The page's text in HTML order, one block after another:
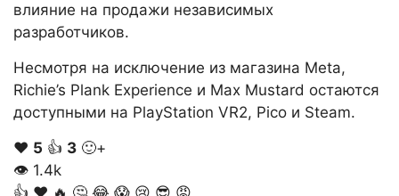
влияние на продажи независимых
разработчиков.
Несмотря на исключение из магазина Meta,
Richie’s Plank Experience и Max Mustard остаются
доступными на PlayStation VR2, Pico и Steam.
❤️ 5 👍 3 🙂+
👁 1.4k
👍 ❤️ 🔥 🤔 😂 😱 😢 😎 😡